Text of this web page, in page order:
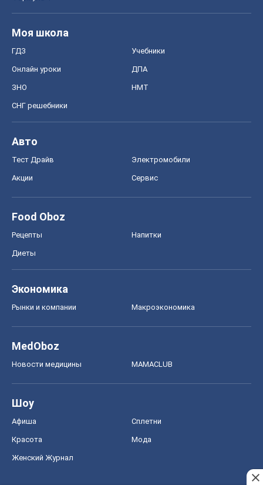
Моя школа
ГДЗ Учебники
Онлайн уроки ДПА
ЗНО НМТ
СНГ решебники
Авто
Тест Драйв Электромобили
Акции Сервис
Food Oboz
Рецепты Напитки
Диеты
Экономика
Рынки и компании Mакроэкономика
MedOboz
Новости медицины MAMACLUB
Шоу
Афиша Сплетни
Красота Мода
Женский Журнал